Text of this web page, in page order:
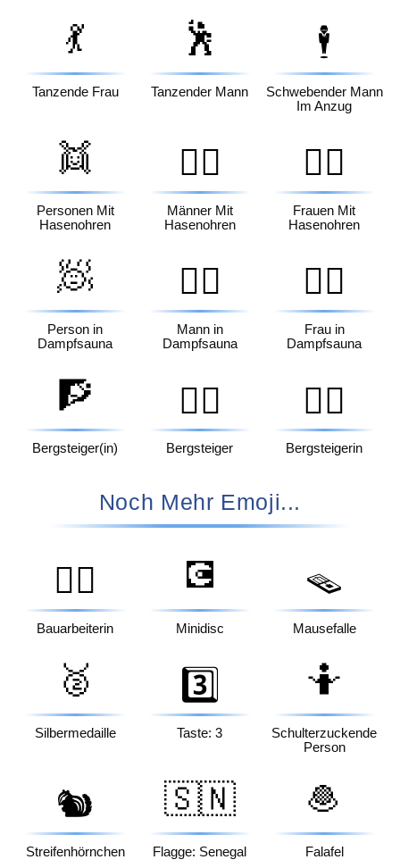
💃
Tanzende Frau
🕺
Tanzender Mann
🕴️
Schwebender Mann
Im Anzug
👯
Personen Mit
Hasenohren
👯‍♂️
Männer Mit
Hasenohren
👯‍♀️
Frauen Mit
Hasenohren
🧖
Person in
Dampfsauna
🧖‍♂️
Mann in
Dampfsauna
🧖‍♀️
Frau in
Dampfsauna
🧗
Bergsteiger(in)
🧗‍♂️
Bergsteiger
🧗‍♀️
Bergsteigerin
Noch Mehr Emoji...
👷‍♀️
Bauarbeiterin
💽
Minidisc
🪤
Mausefalle
🥈
Silbermedaille
3️⃣
Taste: 3
🤷
Schulterzuckende
Person
🐿️
Streifenhörnchen
🇸🇳
Flagge: Senegal
🧆
Falafel